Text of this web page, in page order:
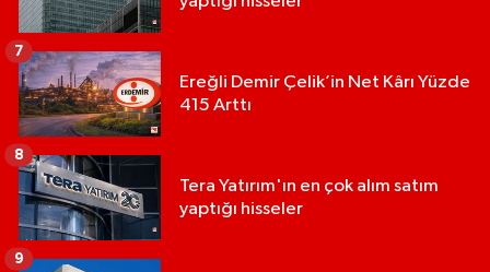
Ereğli Demir Çelik’in Net Kârı Yüzde
415 Arttı
7
Tera Yatırım'ın en çok alım satım
yaptığı hisseler
8
9